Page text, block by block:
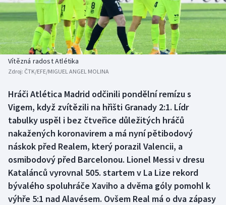
Basketbal
Biatlon
Boby a skeleton
Box
Curling
Dostihy
Florbal
Futsal
Historické návraty
Aplikace ČT sport
AZ kvíz
Vítězná radost Atlétika
Zdroj: ČTK/EFE/MIGUEL ANGEL MOLINA
Hráči Atlética Madrid odčinili pondělní remízu s
Vigem, když zvítězili na hřišti Granady 2:1. Lídr
tabulky uspěl i bez čtveřice důležitých hráčů
nakažených koronavirem a má nyní pětibodový
náskok před Realem, který porazil Valencii, a
osmibodový před Barcelonou. Lionel Messi v dresu
Katalánců vyrovnal 505. startem v La Lize rekord
bývalého spoluhráče Xaviho a dvěma góly pomohl k
výhře 5:1 nad Alavésem. Ovšem Real má o dva zápasy